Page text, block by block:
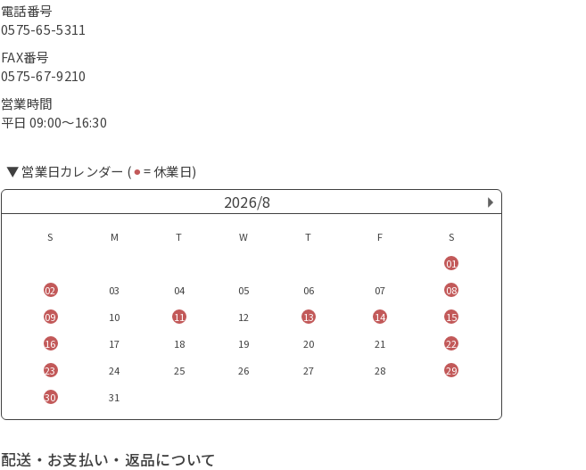
電話番号
0575-65-5311
FAX番号
0575-67-9210
営業時間
平日 09:00〜16:30
▼ 営業日カレンダー (⚫︎= 休業日)
2026/8
S M T W T F
S
01
02
03 04 05 06 07
08
09
10 11 12 13 14
15
16
17 18 19 20 21
22
23
24 25 26 27 28
29
30
31
配送・お支払い・返品について